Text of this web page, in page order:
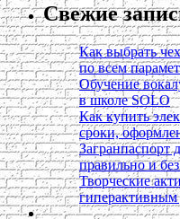
Свежие
Как выбрать
по всем
Обучение
в школе SOLO
Как купить
сроки,
Загранпаспорт
правильно и
Творческие
гиперактивным